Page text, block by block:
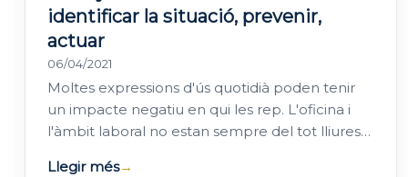
identificar la situació, prevenir,
actuar
06/04/2021
Moltes expressions d'ús quotidià poden tenir
un impacte negatiu en qui les rep. L'oficina i
l'àmbit laboral no estan sempre del tot lliures
Llegir més→